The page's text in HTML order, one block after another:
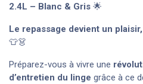
2.4L – Blanc & Gris 🌟
Le repassage devient un
👕👗
Préparez-vous à vivre une
d’entretien du linge grâce à ce